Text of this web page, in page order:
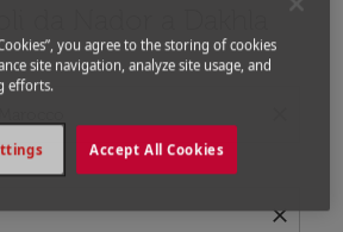
close
you agree to the storing of cookies
site navigation, analyze site usage, and
efforts.
Accept All Cookies